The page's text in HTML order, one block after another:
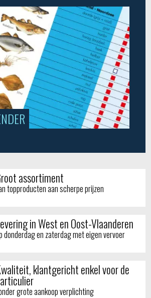
assortiment
topproducten aan scherpe prijzen
in West en Oost-Vlaanderen
donderdag en zaterdag met eigen vervoer
klantgericht enkel voor de
grote aankoop verplichting